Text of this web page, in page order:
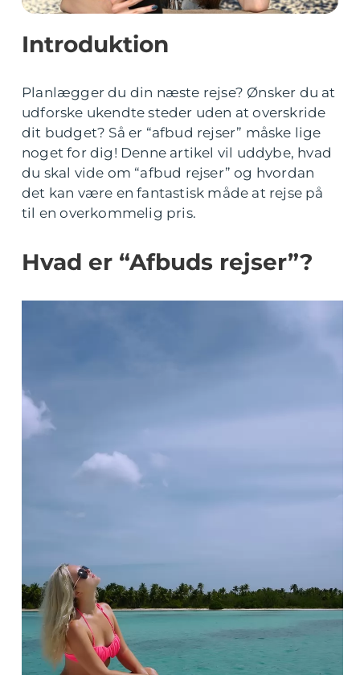
Introduktion
Planlægger du din næste rejse? Ønsker du at
udforske ukendte steder uden at overskride
dit budget? Så er “afbud rejser” måske lige
noget for dig! Denne artikel vil uddybe, hvad
du skal vide om “afbud rejser” og hvordan
det kan være en fantastisk måde at rejse på
til en overkommelig pris.
Hvad er “Afbuds rejser”?